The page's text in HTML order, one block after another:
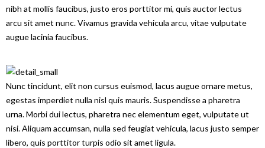
nibh at mollis faucibus, justo eros porttitor mi, quis auctor lectus
arcu sit amet nunc. Vivamus gravida vehicula arcu, vitae vulputate
augue lacinia faucibus.
Nunc tincidunt, elit non cursus euismod, lacus augue ornare metus,
egestas imperdiet nulla nisl quis mauris. Suspendisse a pharetra
urna. Morbi dui lectus, pharetra nec elementum eget, vulputate ut
nisi. Aliquam accumsan, nulla sed feugiat vehicula, lacus justo semper
libero, quis porttitor turpis odio sit amet ligula.